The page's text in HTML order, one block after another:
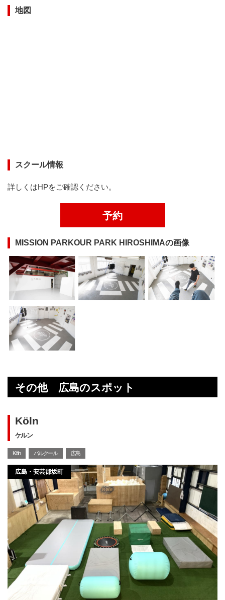
地図
スクール情報
詳しくはHPをご確認ください。
予約
MISSION PARKOUR PARK HIROSHIMAの画像
その他 広島のスポット
Köln
ケルン
Köln パルクール 広島
広島・安芸郡坂町